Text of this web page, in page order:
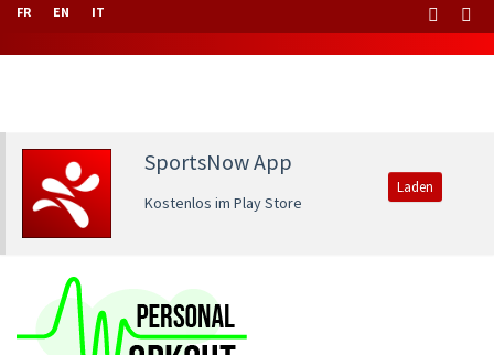
FR EN IT
SportsNow App
Kostenlos im Play Store
Laden